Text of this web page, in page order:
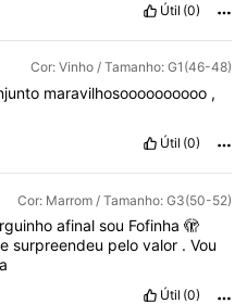
Útil (0)
Cor: Vinho / Tamanho: G1(46-48)
maravilhosoooooooooo ,
Útil (0)
Cor: Marrom / Tamanho: G3(50-52)
afinalsou Fofinha🫣
surpreendeu pelovalor .Vou
Útil (0)